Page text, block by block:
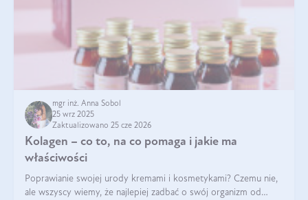
mgr inż. Anna Sobol
25 wrz 2025
Zaktualizowano 25 cze 2026
Kolagen – co to, na co pomaga i jakie ma
właściwości
Poprawianie swojej urody kremami i kosmetykami? Czemu nie,
ale wszyscy wiemy, że najlepiej zadbać o swój organizm od